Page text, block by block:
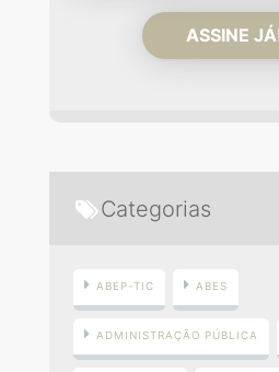
Categorias
ABEP-TIC ABES
ADMINISTRAÇÃO PÚBLICA